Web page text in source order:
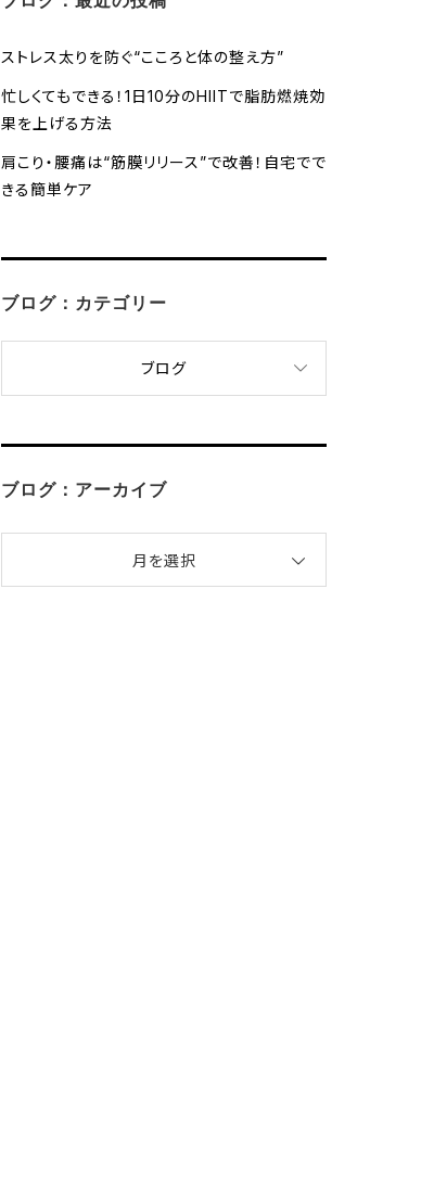
ストレス太りを防ぐ“こころと体の整え方”
忙しくてもできる！1日10分のHIITで脂肪燃焼効
果を上げる方法
肩こり・腰痛は“筋膜リリース”で改善！自宅でで
きる簡単ケア
ブログ：カテゴリー
ブログ
ブログ：アーカイブ
月を選択